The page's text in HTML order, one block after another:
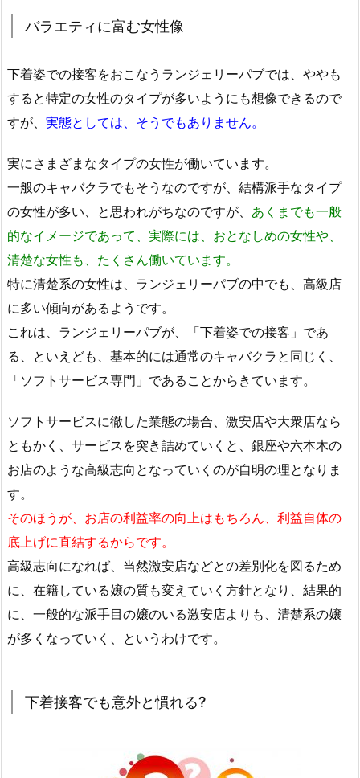
バラエティに富む女性像
下着姿での接客をおこなうランジェリーパブでは、ややも
すると特定の女性のタイプが多いようにも想像できるので
すが、 実態としては、そうでもありません。
実にさまざまなタイプの女性が働いています。
一般のキャバクラでもそうなのですが、結構派手なタイプ
の女性が多い、と思われがちなのですが、 あくまでも一般
的なイメージであって、実際には、おとなしめの女性や、
清楚な女性も、たくさん働いています。
特に清楚系の女性は、ランジェリーパブの中でも、高級店
に多い傾向があるようです。
これは、ランジェリーパブが、「下着姿での接客」であ
る、といえども、基本的には通常のキャバクラと同じく、
「ソフトサービス専門」であることからきています。
ソフトサービスに徹した業態の場合、激安店や大衆店なら
ともかく、サービスを突き詰めていくと、銀座や六本木の
お店のような高級志向となっていくのが自明の理となりま
す。
そのほうが、お店の利益率の向上はもちろん、利益自体の
底上げに直結するからです。
高級志向になれば、当然激安店などとの差別化を図るため
に、在籍している嬢の質も変えていく方針となり、結果的
に、一般的な派手目の嬢のいる激安店よりも、清楚系の嬢
が多くなっていく、というわけです。
下着接客でも意外と慣れる?